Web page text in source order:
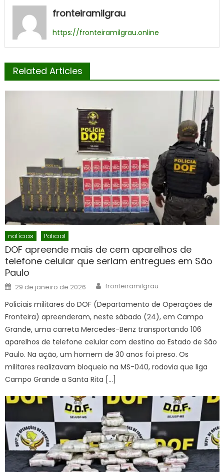
fronteiramilgrau
https://fronteiramilgrau.online
Related Articles
notícias Policial
DOF apreende mais de cem aparelhos de
telefone celular que seriam entregues em São
Paulo
Posted
on
29 de janeiro de 2026 Author
fronteiramilgrau
Policiais militares do DOF (Departamento de Operações de
Fronteira) apreenderam, neste sábado (24), em Campo
Grande, uma carreta Mercedes-Benz transportando 106
aparelhos de telefone celular com destino ao Estado de São
Paulo. Na ação, um homem de 30 anos foi preso. Os
militares realizavam bloqueio na MS-040, rodovia que liga
Campo Grande a Santa Rita […]